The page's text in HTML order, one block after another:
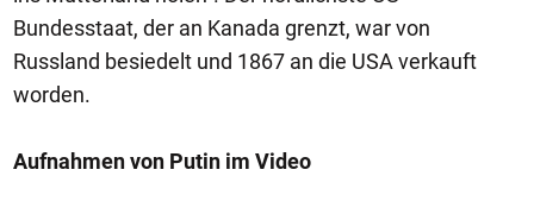
Bundesstaat, der an Kanada grenzt, war von
Russland besiedelt und 1867 an die USA verkauft
worden.
Aufnahmen von Putin im Video